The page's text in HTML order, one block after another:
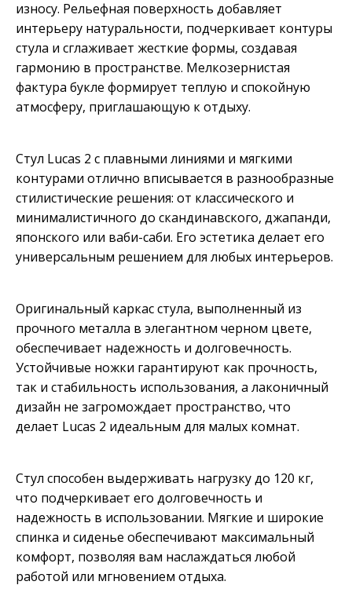
износу. Рельефная поверхность добавляет
интерьеру натуральности, подчеркивает контуры
стула и сглаживает жесткие формы, создавая
гармонию в пространстве. Мелкозернистая
фактура букле формирует теплую и спокойную
атмосферу, приглашающую к отдыху.
Стул Lucas 2 с плавными линиями и мягкими
контурами отлично вписывается в разнообразные
стилистические решения: от классического и
минималистичного до скандинавского, джапанди,
японского или ваби-саби. Его эстетика делает его
универсальным решением для любых интерьеров.
Оригинальный каркас стула, выполненный из
прочного металла в элегантном черном цвете,
обеспечивает надежность и долговечность.
Устойчивые ножки гарантируют как прочность,
так и стабильность использования, а лаконичный
дизайн не загромождает пространство, что
делает Lucas 2 идеальным для малых комнат.
Стул способен выдерживать нагрузку до 120 кг,
что подчеркивает его долговечность и
надежность в использовании. Мягкие и широкие
спинка и сиденье обеспечивают максимальный
комфорт, позволяя вам наслаждаться любой
работой или мгновением отдыха.